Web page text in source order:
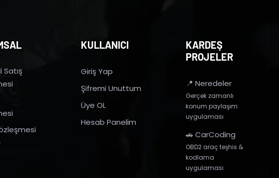
Satış
KULLANICI
Giriş Yap
Şifremi Unuttum
Üye OL
Hesab Panelim
KARDEŞ
PROJELER
📍 Neredeler
Gerçek zamanlı
konum paylaşım
uygulaması
🚗 CarCoding
OBD2 araç teşhis &
kodlama
uygulaması